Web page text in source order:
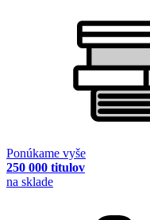
Ponúkame vyše
250 000 titulov
na sklade